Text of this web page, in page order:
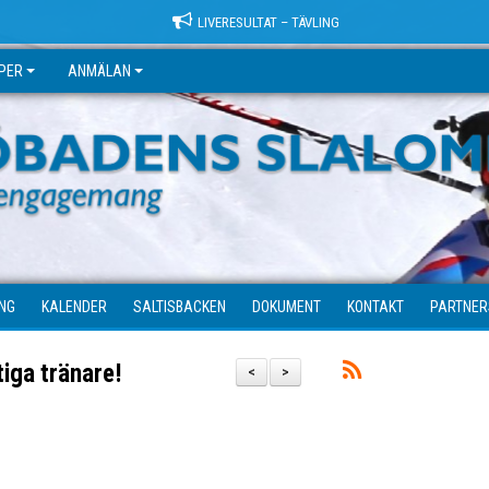
LIVERESULTAT – TÄVLING
ANMÄLAN
KALENDER SALTISBACKEN DOKUMENT KONTAKT
>
<
tränare!